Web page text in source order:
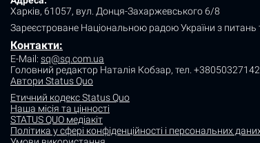
Харків, 61057, вул. Донця-Захаржевського 6/8
Зареєстроване Національною радою України з питань
Контакти:
E-Mail: sq@sq.com.ua
Головний редактор Наталія Кобзар, тел.
Автори Status Quo
Етичний кодекс Status Quo
Наша місія та цінності
STATUS QUO медіакіт
Політика у сфері конфіденційності і персональних